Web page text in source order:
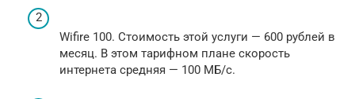
Wifire 100. Стоимость этой услуги — 600 рублей в
месяц. В этом тарифном плане скорость
интернета средняя — 100 МБ/с.